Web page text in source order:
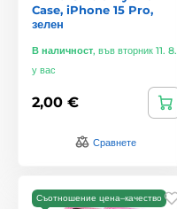
Case, iPhone 15 Pro,
зелен
В наличност, във вторник 11. 8.
у вас
2,00 €
Сравнете
Съотношение цена–качество